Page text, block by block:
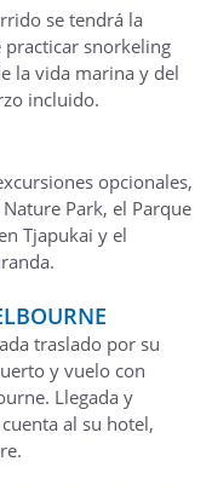
se tendrá la
snorkeling
la vida marina y del
incluido.
opcionales,
Park, el Parque
Tjapukai y el
traslado por su
y vuelo con
Llegada y
al su hotel,